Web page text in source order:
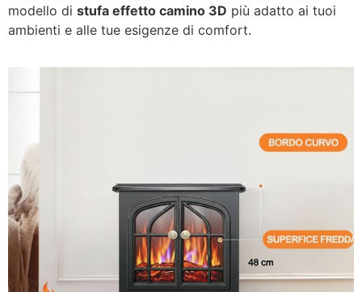
modello di stufa effetto camino 3D più adatto ai tuoi
ambienti e alle tue esigenze di comfort.